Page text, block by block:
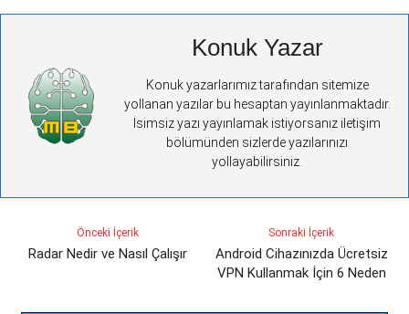
Konuk Yazar
Konuk yazarlarımız tarafından sitemize
yollanan yazılar bu hesaptan yayınlanmaktadır.
İsimsiz yazı yayınlamak istiyorsanız iletişim
bölümünden sizlerde yazılarınızı
yollayabilirsiniz.
Önceki İçerik
Radar Nedir ve Nasıl Çalışır
Sonraki İçerik
Android Cihazınızda Ücretsiz
VPN Kullanmak İçin 6 Neden